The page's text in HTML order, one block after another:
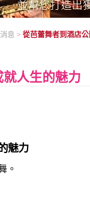
息 > 從芭蕾舞者到酒店
人生的魅力
魅力
。